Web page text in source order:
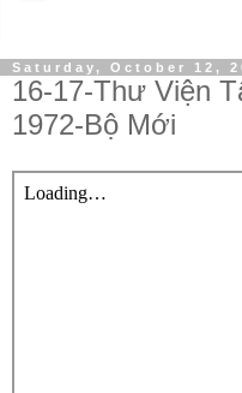
Saturday, October 12,
16-17-Thư Viện
1972-Bộ Mới